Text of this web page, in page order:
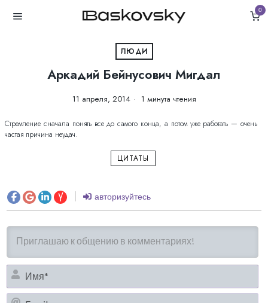
0
ЛЮДИ
Аркадий Бейнусович Мигдал
11 апреля, 2014 1 минута чтения
Стремление сначала понять все до самого конца, а потом уже работать — очень
частая причина неудач.
ЦИТАТЫ
авторизуйтесь